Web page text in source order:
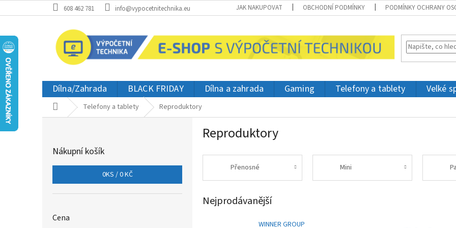
na
608 462 781 info@vypocetnitechnika.eu JAK NAKUPOVAT OBCHODNÍ PODMÍNKY PODMÍNKY OCHRANY
Dílna/Zahrada BLACK FRIDAY Dílna a zahrada Gaming Telefony a tablety Velké
Domů Telefony a tablety Reproduktory
Nákupní košík
0KS /0 KČ
Cena
Reproduktory
Přenosné Mini
Nejprodávanější
WINNER GROUP